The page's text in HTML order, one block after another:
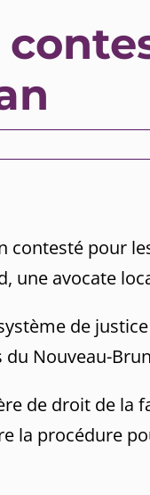
contesté pour
une avocate
de
Nouveau-
de droit de la
la procédure